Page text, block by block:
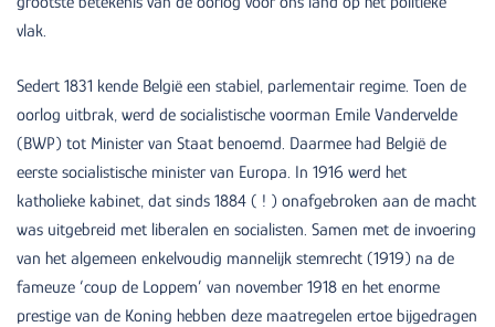
vlak.
Sedert 1831 kende België een stabiel, parlementair regime. Toen de
oorlog uitbrak, werd de socialistische voorman Emile Vandervelde
(BWP) tot Minister van Staat benoemd. Daarmee had België de
eerste socialistische minister van Europa. In 1916 werd het
katholieke kabinet, dat sinds 1884 ( ! ) onafgebroken aan de macht
was uitgebreid met liberalen en socialisten. Samen met de invoering
van het algemeen enkelvoudig mannelijk stemrecht (1919) na de
fameuze ‘coup de Loppem’ van november 1918 en het enorme
prestige van de Koning hebben deze maatregelen ertoe bijgedragen